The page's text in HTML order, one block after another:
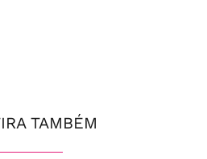
TAMBÉM